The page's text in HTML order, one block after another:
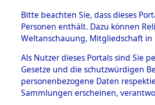
1.
Inhaftierungsdoku
mente
1.2.9 Beim ITS
Effekten
1.2.9.1
Effekten aus
dem KZ
Dachau
Bitte beachten Sie, dass dieses
Personen enthält. Dazu können
Weltanschauung, Mitgliedschaft
Als Nutzer dieses Portals sind Sie
Gesetze und die schutzwürdigen
personenbezogene Daten
Sammlungen erscheinen,